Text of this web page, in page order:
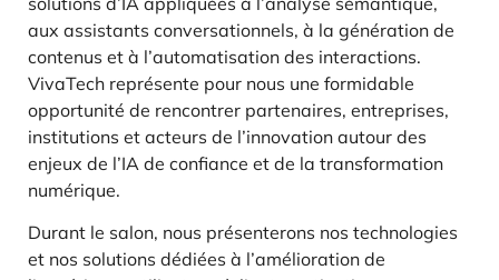
aux assistants conversationnels, à la génération de
contenus et à l’automatisation des interactions.
VivaTech représente pour nous une formidable
opportunité de rencontrer partenaires, entreprises,
institutions et acteurs de l’innovation autour des
enjeux de l’IA de confiance et de la transformation
numérique.
Durant le salon, nous présenterons nos technologies
et nos solutions dédiées à l’amélioration de